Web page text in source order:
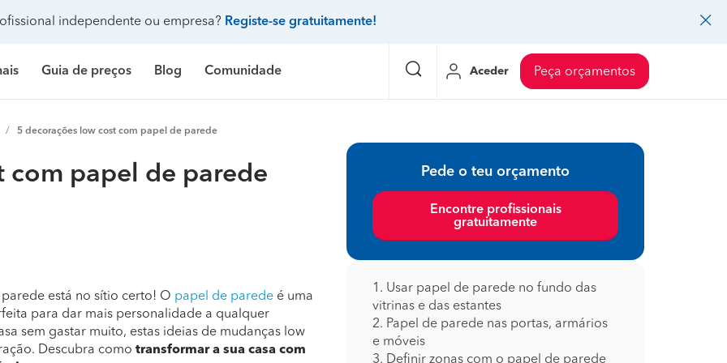
independente ou empresa? Registe-se gratuitamente!
Construção de casa
Topógrafos Climatização e ar condicionado
Mudanças
Decoração de interiores
Controlo de pragas
Faz tudo
Gesso cartonado
Guia de preços
de casa
de piscina
Preço Construção de casa
Preço Construção de edifício
Preço Jardinagem
Preço Carpintaria e marcenaria
Preço Pintura
Preço Canalização
Preço Limpeza
Preço Instalação de painel sandwich
Preço Arquitetos
Preço Controlo de pragas
Preço Pavimentos
Preço Coberturas e telhados
Blog
Remodelação casa de banho
Comunidade
Galeria de fotos
Aceder Peça orçamentos
5 decorações low cost com papel de parede
com papel de parede
está no sítio certo! O papel de parede é uma
para dar mais personalidade a qualquer
sem gastar muito, estas ideias de mudanças low
Descubra como transformar a sua casa com
Pede o teu orçamento
Encontre profissionais
gratuitamente
1. Usar papel de parede no fundo das
vitrinas e das estantes
2. Papel de parede nas portas, armários
e móveis
3. Definir zonas com o papel de parede